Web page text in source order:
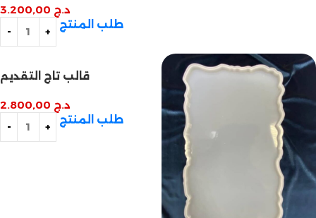
د.ج
طلب المنتج
قالب تاج التقديم
د.ج
طلب المنتج